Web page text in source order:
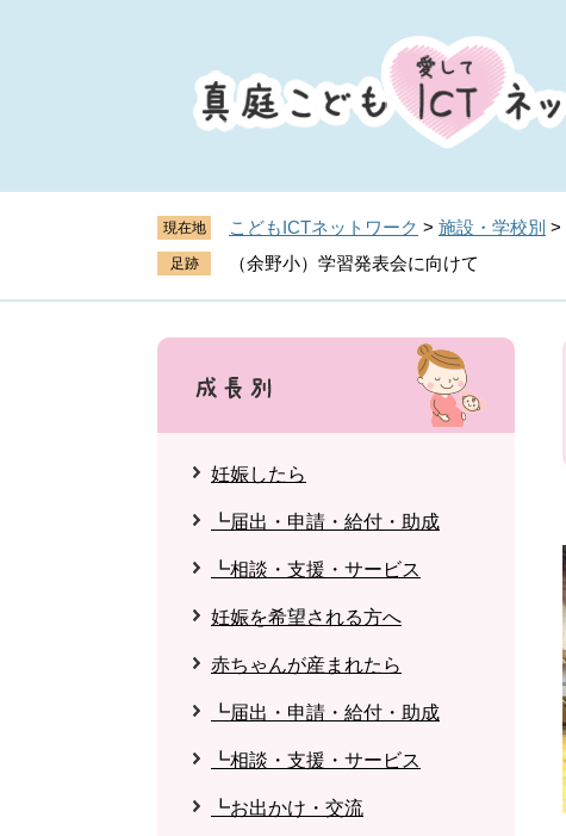
文
現在地 こどもICTネットワーク > 施設・学校別 >
（余野小）学習発表会に向けて
妊娠したら
┗届出・申請・給付・助成
┗相談・支援・サービス
妊娠を希望される方へ
赤ちゃんが産まれたら
┗届出・申請・給付・助成
┗相談・支援・サービス
┗お出かけ・交流